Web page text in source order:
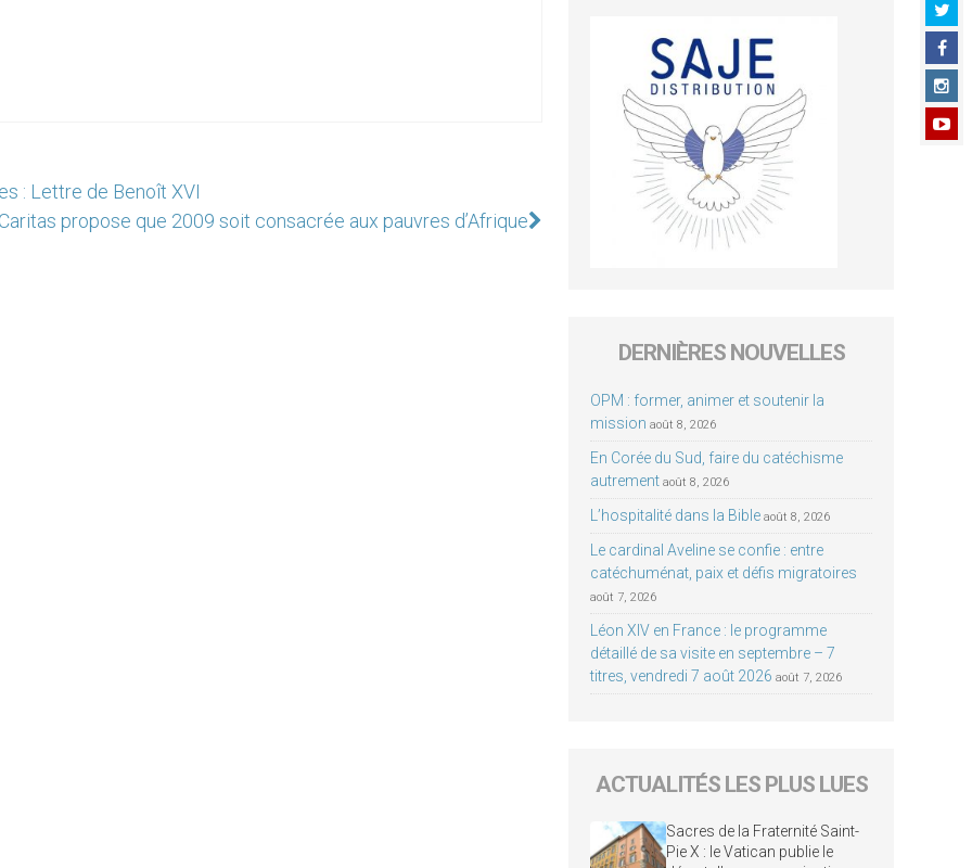
: Lettre de Benoît XVI
Caritas propose que 2009 soit consacrée aux pauvres d’Afrique
DERNIÈRES NOUVELLES
OPM : former, animer et soutenir la
mission août 8, 2026
En Corée du Sud, faire du catéchisme
autrement août 8, 2026
L’hospitalité dans la Bible août 8, 2026
Le cardinal Aveline se confie : entre
catéchuménat, paix et défis migratoires
août 7, 2026
Léon XIV en France : le programme
détaillé de sa visite en septembre – 7
titres, vendredi 7 août 2026 août 7, 2026
ACTUALITÉS LES PLUS LUES
Sacres de la Fraternité Saint-
Pie X : le Vatican publie le